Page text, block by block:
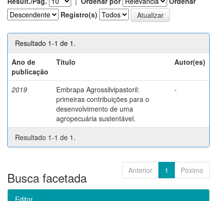
Registro(s)
Resultado 1-1 de 1.
Ano de
publicação
Título Autor(es)
2019
Embrapa Agrossilvipastoril:
primeiras contribuições para o
desenvolvimento de uma
agropecuária sustentável.
-
Resultado 1-1 de 1.
Anterior 1 Póximo
Busca facetada
Editor